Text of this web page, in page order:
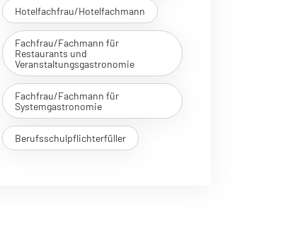
Hotelfachfrau/Hotelfachmann
Fachfrau/Fachmann für
Restaurants und
Veranstaltungsgastronomie
Fachfrau/Fachmann für
Systemgastronomie
Berufsschulpflichterfüller